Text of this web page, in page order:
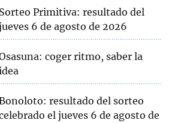
Sorteo Primitiva: resultado del
6 de agosto de 2026
coger ritmo, saber la
resultado del sorteo
el jueves 6 de agosto de